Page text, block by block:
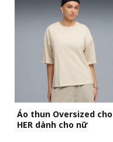
Áo thun Oversized cho
HER dành cho nữ